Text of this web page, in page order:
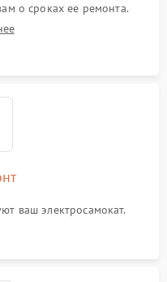
о сроках ее ремонта.
ваш электросамокат.